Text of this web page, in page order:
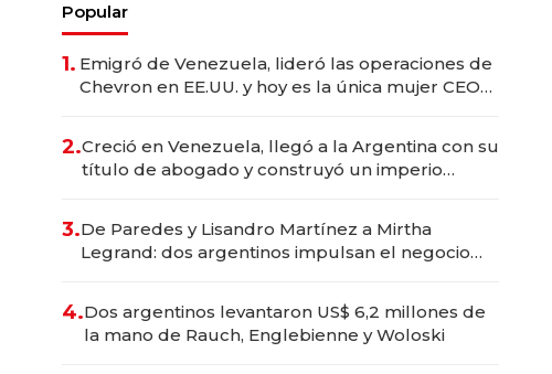
Popular
1. Emigró de Venezuela, lideró las operaciones de
Chevron en EE.UU. y hoy es la única mujer CEO
2.Creció en Venezuela, llegó a la Argentina con su
título de abogado y construyó un imperio
3.De Paredes y Lisandro Martínez a Mirtha
Legrand: dos argentinos impulsan el negocio
4.Dos argentinos levantaron US$ 6,2 millones de
la mano de Rauch, Englebienne y Woloski